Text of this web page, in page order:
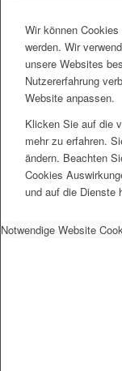
Wir können
werden. Wir
unsere Websites
Nutzererfahrung
Website anpassen.
Klicken Sie auf die
mehr zu erfahren.
ändern. Beachten
Cookies
und auf die Dienste
Notwendige Website